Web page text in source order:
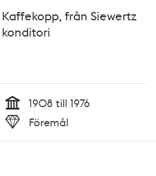
Kaffekopp, från Siewertz
konditori
Tid
1908 till 1976
Typ
Föremål